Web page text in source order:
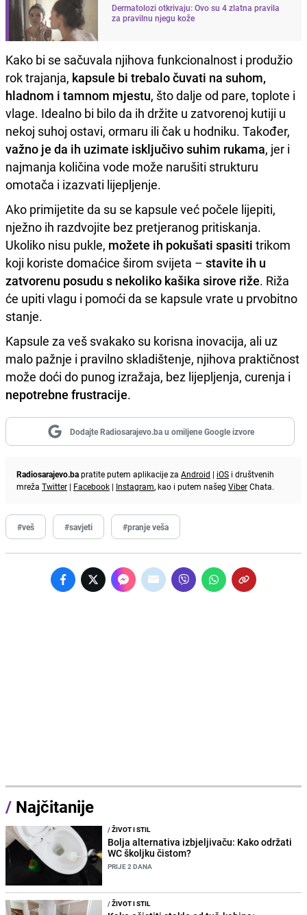
Dermatolozi otkrivaju: Ovo su 4 zlatna pravila
za pravilnu njegu kože
Kako bi se sačuvala njihova funkcionalnost i produžio
rok trajanja, kapsule bi trebalo čuvati na suhom,
hladnom i tamnom mjestu, što dalje od pare, toplote i
vlage. Idealno bi bilo da ih držite u zatvorenoj kutiji u
nekoj suhoj ostavi, ormaru ili čak u hodniku. Također,
važno je da ih uzimate isključivo suhim rukama, jer i
najmanja količina vode može narušiti strukturu
omotača i izazvati lijepljenje.
Ako primijetite da su se kapsule već počele lijepiti,
nježno ih razdvojite bez pretjeranog pritiskanja.
Ukoliko nisu pukle, možete ih pokušati spasiti trikom
koji koriste domaćice širom svijeta – stavite ih u
zatvorenu posudu s nekoliko kašika sirove riže. Riža
će upiti vlagu i pomoći da se kapsule vrate u prvobitno
stanje.
Kapsule za veš svakako su korisna inovacija, ali uz
malo pažnje i pravilno skladištenje, njihova praktičnost
može doći do punog izražaja, bez lijepljenja, curenja i
nepotrebne frustracije.
Dodajte Radiosarajevo.ba u omiljene Google izvore
Radiosarajevo.bapratite putem aplikacije za Android | iOS i društvenih
mreža Twitter | Facebook | Instagram, kao i putem našeg ViberChata.
#veš #savjeti #pranje veša
/ Najčitanije
/ŽIVOT I STIL
Bolja alternativa izbjeljivaču: Kako održati
WC školjku čistom?
PRIJE 2 DANA
/ŽIVOT I STIL